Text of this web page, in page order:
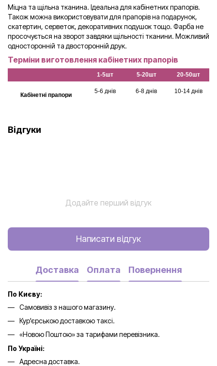
Міцна та щільна тканина. Ідеальна для кабінетних прапорів.
Також можна використовувати для прапорів на подарунок,
скатертин, серветок, декоративних подушок тощо. Фарба не
просочується на зворот завдяки щільності тканини. Можливий
односторонній та двосторонній друк.
Терміни виготовлення кабінетних прапорів
1-5шт 5-20шт 20-50шт
Кабінетні прапори
5-6 днів 6-8 днів 10-14 днів
Відгуки
Додайте перший відгук
Написати відгук
Доставка Оплата Повернення
По Києву:
Самовивіз з нашого магазину.
Кур'єрською доставкою таксі.
«Новою Поштою» за тарифами перевізника.
По Україні:
Адресна доставка.